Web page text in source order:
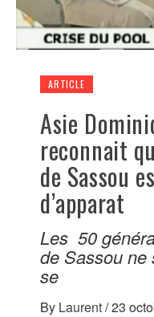
ARTICLE
Asie
reconnait
de Sassou
d’apparat
Les 50
de Sassou ne
se
By Laurent/23